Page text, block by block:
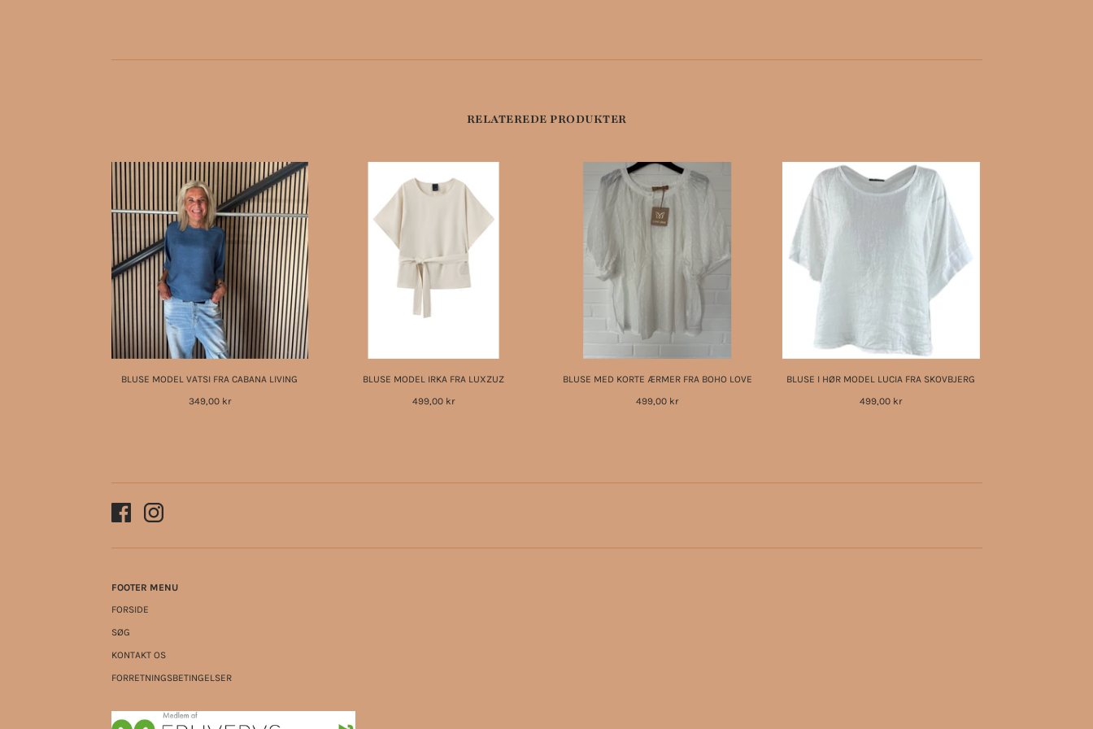
RELATEREDE PRODUKTER
BLUSE MODEL VATSI FRA CABANA LIVING
349,00 kr
BLUSE MODEL IRKA FRA LUXZUZ
499,00 kr
BLUSE MED KORTE ÆRMER FRA BOHO LOVE
499,00 kr
BLUSE I HØR MODEL LUCIA FRA SKOVBJERG
499,00 kr
FOOTER MENU
FORSIDE
SØG
KONTAKT OS
FORRETNINGSBETINGELSER